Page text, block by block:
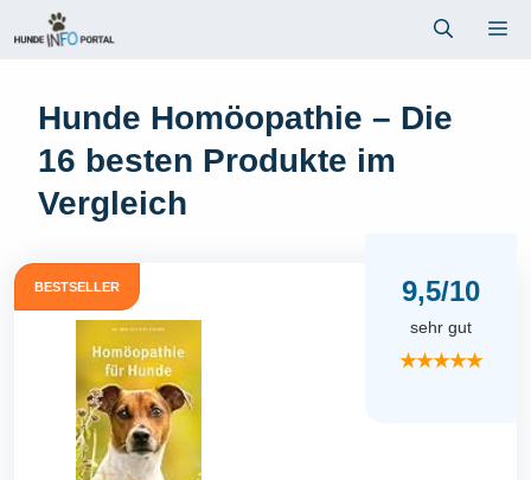
Inhalt
Hunde Homöopathie – Die
16 besten Produkte im
Vergleich
BESTSELLER 9,5/10
sehr gut
★★★★★